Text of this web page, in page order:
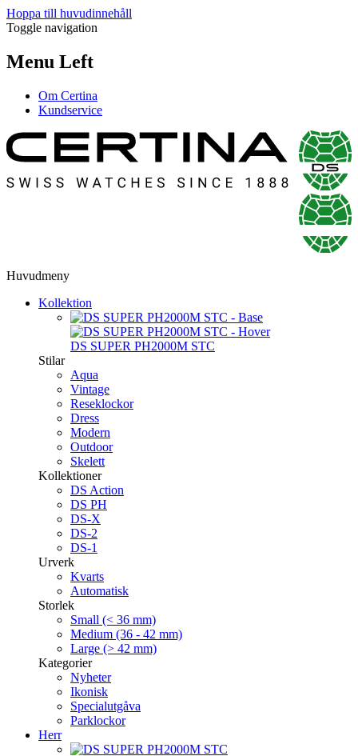
Hoppa till huvudinnehåll
Toggle navigation
Menu Left
Om Certina
Kundservice
Huvudmeny
Kollektion
DS SUPER PH2000M STC
Stilar
Aqua
Vintage
Reseklockor
Dress
Modern
Outdoor
Skelett
Kollektioner
DS Action
DS PH
DS-X
DS-2
DS-1
Urverk
Kvarts
Automatisk
Storlek
Small (< 36 mm)
Medium (36 - 42 mm)
Large (> 42 mm)
Kategorier
Nyheter
Ikonisk
Specialutgåva
Parklockor
Herr